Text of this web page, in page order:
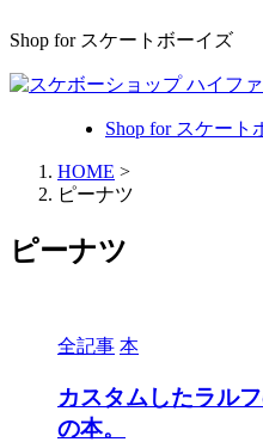
Shop for スケートボーイズ
Shop for スケート
HOME >
ピーナツ
ピーナツ
全記事 本
カスタムしたラル
の本。